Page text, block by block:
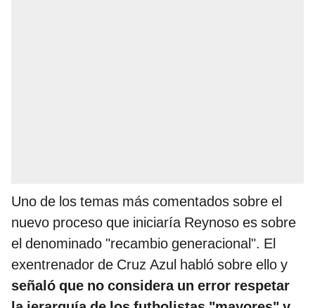
Uno de los temas más comentados sobre el
nuevo proceso que iniciaría Reynoso es sobre
el denominado "recambio generacional". El
exentrenador de Cruz Azul habló sobre ello y
señaló que no considera un error respetar